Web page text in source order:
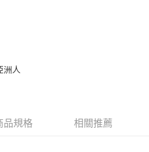
不支援離島取退>
洲人
品規格 相關推薦